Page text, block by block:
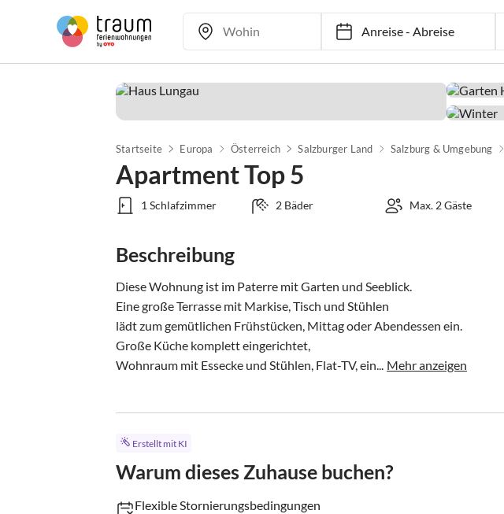
Anreise-Abreise
Startseite Europa Österreich Salzburger Land Salzburg & Umgebung
Apartment Top 5
1 Schlafzimmer 2 Bäder Max. 2 Gäste
Beschreibung
Diese Wohnung ist im Paterre mit Garten und Seeblick.
Eine große Terrasse mit Markise, Tisch und Stühlen
lädt zum gemütlichen Frühstücken, Mittag oder Abendessen ein.
Große Küche komplett eingerichtet,
Wohnraum mit Essecke und Stühlen, Flat-TV, ein... Mehr anzeigen
Erstellt mit KI
Warum dieses Zuhause buchen?
Flexible Stornierungsbedingungen